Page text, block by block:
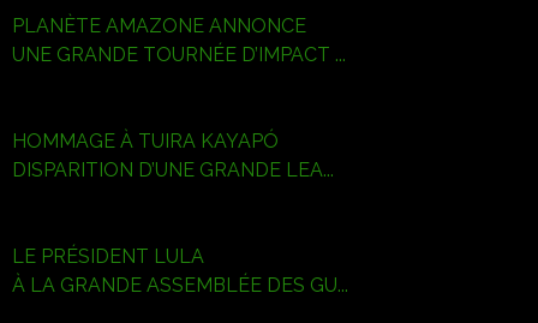
PLANÈTE AMAZONE ANNONCE
UNE GRANDE TOURNÉE D’IMPACT ...
HOMMAGE À TUIRA KAYAPÓ
DISPARITION D’UNE GRANDE LEA...
LE PRÉSIDENT LULA
À LA GRANDE ASSEMBLÉE DES GU...